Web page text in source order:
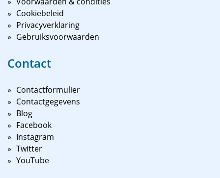
Cookiebeleid
Privacyverklaring
Gebruiksvoorwaarden
Contact
Contactformulier
Contactgegevens
Blog
Facebook
Instagram
Twitter
YouTube